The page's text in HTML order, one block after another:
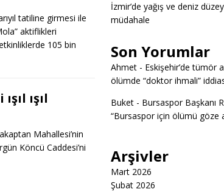
tatiline girmesi ile
aktiflikleri
105 bin
ışıl
Mahallesi’nin
Köncü Caddesi’ni
İzmir’de yağış ve deniz
müdahale
Son Yorumlar
Ahmet- Eskişehir’de tümör
ölümde “doktor ihmali”
Buket- Bursaspor Başkanı
“Bursaspor için ölümü göze
Arşivler
Mart 2026
Şubat 2026